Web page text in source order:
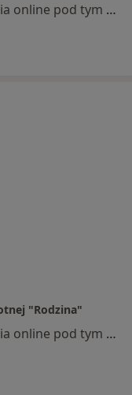
Specjalista nie oferuje umawiania online pod tym adresem.
"Rodzina"
Specjalista nie oferuje umawiania online pod tym adresem.